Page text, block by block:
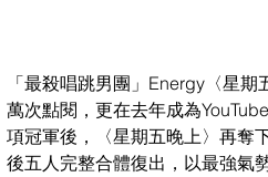
「最殺唱跳男團」Energy〈星
萬次點閱，更在去年成為
項冠軍後，〈星期五晚上〉再奪
後五人完整合體復出，以最強氣